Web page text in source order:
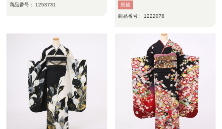
商品番号 : 1253731 振袖
商品番号 : 1222078